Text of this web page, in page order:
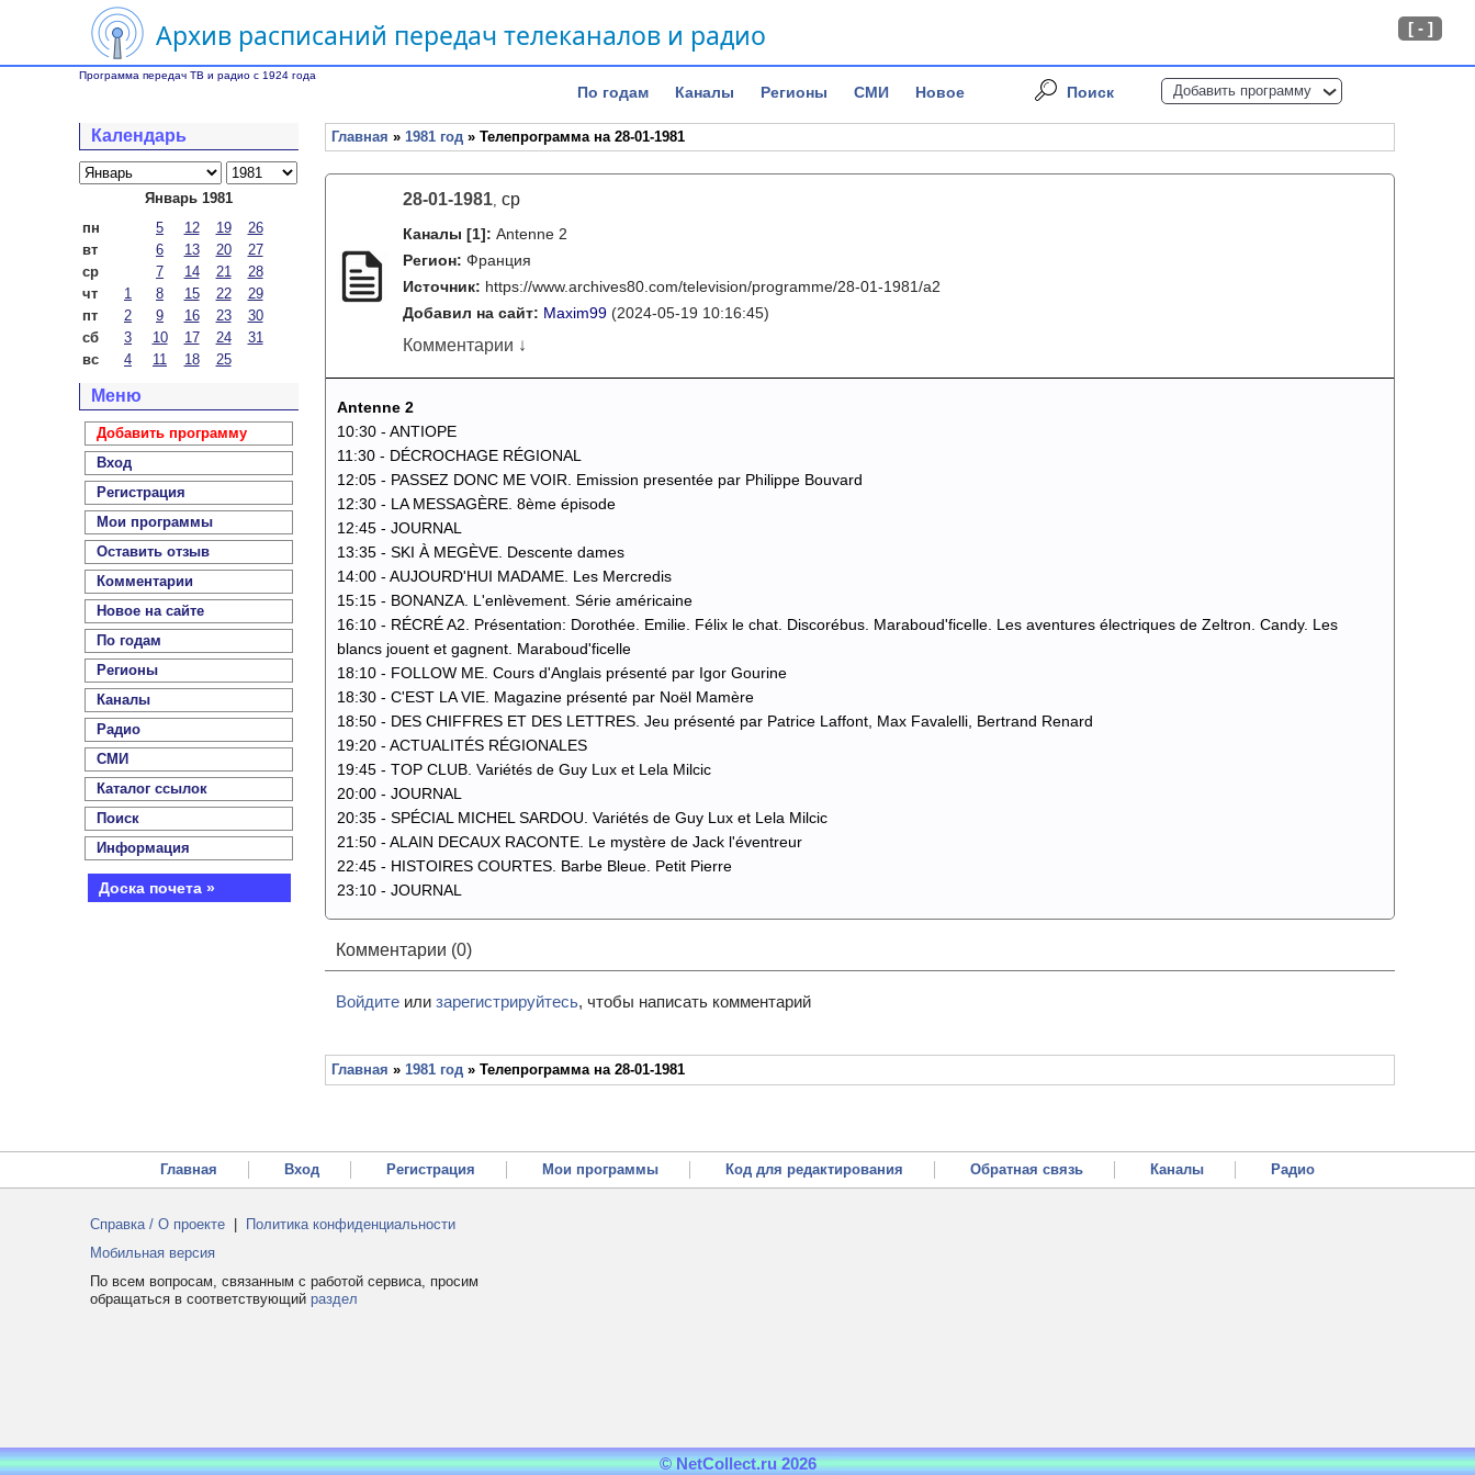
Архив расписаний передач телеканалов и радио
Программа передач ТВ и радио с 1924 года
По годам Каналы Регионы СМИ Новое Поиск Добавить программу
Календарь
Январь 1981
пн
5 12 19
26
вт
6 13 20
27
ср
7 14 21
28
чт
1 8 15 22
29
пт
2 9 16 23
30
сб
3 10 17 24
31
вс
4 11 18 25
Меню
Добавить программу
Вход
Регистрация
Мои программы
Оставить отзыв
Комментарии
Новое на сайте
По годам
Регионы
Каналы
Радио
СМИ
Каталог ссылок
Поиск
Информация
Доска почета »
Главная » 1981 год » Телепрограмма на 28-01-1981
28-01-1981, ср
Каналы [1]: Antenne 2
Регион: Франция
Источник: https://www.archives80.com/television/programme/28-01-1981/a2
Добавил на сайт: Maxim99 (2024-05-19 10:16:45)
Комментарии ↓
[ - ]
Antenne 2
10:30 - ANTIOPE
11:30 - DÉCROCHAGE RÉGIONAL
12:05 - PASSEZ DONC ME VOIR. Emission presentée par Philippe Bouvard
12:30 - LA MESSAGÈRE. 8ème épisode
12:45 - JOURNAL
13:35 - SKI À MEGÈVE. Descente dames
14:00 - AUJOURD'HUI MADAME. Les Mercredis
15:15 - BONANZA. L'enlèvement. Série américaine
16:10 - RÉCRÉ A2. Présentation: Dorothée. Emilie. Félix le chat. Discorébus. Maraboud'ficelle. Les aventures électriques de Zeltron. Candy. Les
blancs jouent et gagnent. Maraboud'ficelle
18:10 - FOLLOW ME. Cours d'Anglais présenté par Igor Gourine
18:30 - C'EST LA VIE. Magazine présenté par Noël Mamère
18:50 - DES CHIFFRES ET DES LETTRES. Jeu présenté par Patrice Laffont, Max Favalelli, Bertrand Renard
19:20 - ACTUALITÉS RÉGIONALES
19:45 - TOP CLUB. Variétés de Guy Lux et Lela Milcic
20:00 - JOURNAL
20:35 - SPÉCIAL MICHEL SARDOU. Variétés de Guy Lux et Lela Milcic
21:50 - ALAIN DECAUX RACONTE. Le mystère de Jack l'éventreur
22:45 - HISTOIRES COURTES. Barbe Bleue. Petit Pierre
23:10 - JOURNAL
Комментарии (0)
Войдите или зарегистрируйтесь, чтобы написать комментарий
Главная » 1981 год » Телепрограмма на 28-01-1981
Главная Вход Регистрация Мои программы Код для редактирования Обратная связь Каналы Радио
Справка / О проекте
Политика конфиденциальности
Мобильная версия
По всем вопросам, связанным с работой сервиса, просим
обращаться в соответствующий раздел
© NetCollect.ru 2026